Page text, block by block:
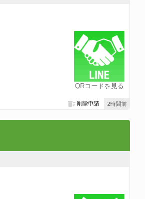
QRコードを見る
2時間前
削除申請